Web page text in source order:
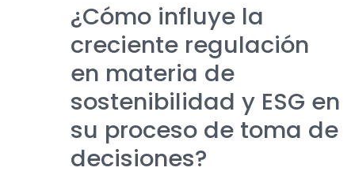
¿Cómo influye la
creciente regulación
en materia de
sostenibilidad y ESG en
su proceso de toma de
decisiones?